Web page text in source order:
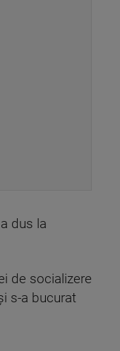
dus la
de socializere
s-a bucurat